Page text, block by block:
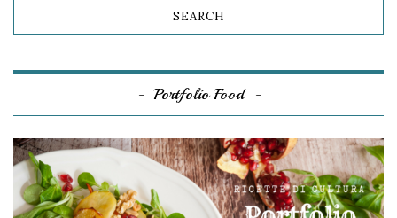
Portfolio Food